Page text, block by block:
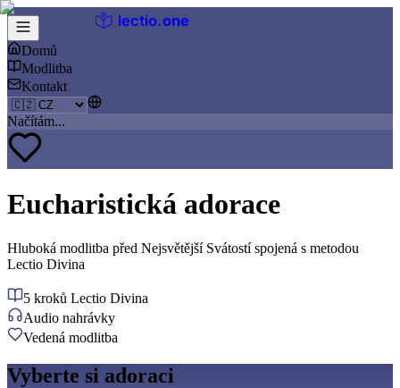
lectio.one
Domů
Modlitba
Kontakt
Načítám...
Eucharistická adorace
Hluboká modlitba před Nejsvětější Svátostí spojená s metodou
Lectio Divina
5 kroků Lectio Divina
Audio nahrávky
Vedená modlitba
Vyberte si adoraci